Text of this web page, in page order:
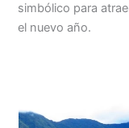
simbólico para
el nuevo año.